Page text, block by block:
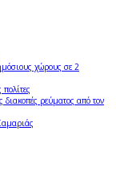
χώρους σε 2
ρεύματος από τον